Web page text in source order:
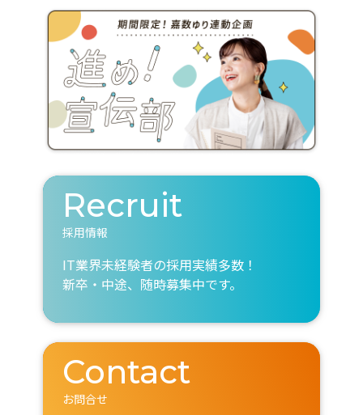
Recruit
採用情報
IT業界未経験者の採用実績多数！
新卒・中途、随時募集中です。
Contact
お問合せ